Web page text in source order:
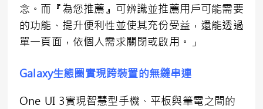
念。而『為您推薦』可辨識並推薦用戶可能需要
的功能、提升便利性並使其充份受益，還能透過
單一頁面，依個人需求關閉或啟用。」
Galaxy生態圈實現跨裝置的無縫串連
One UI 3實現智慧型手機、平板與筆電之間的